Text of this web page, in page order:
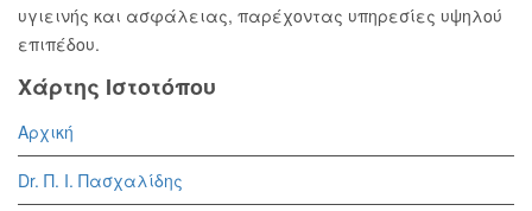
υγιεινής και ασφάλειας, παρέχοντας υπηρεσίες υψηλού
επιπέδου.
Χάρτης Ιστοτόπου
Αρχική
Dr. Π. Ι. Πασχαλίδης